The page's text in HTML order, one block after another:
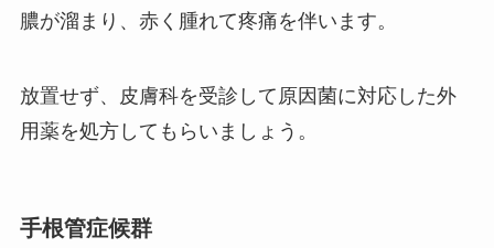
膿が溜まり、赤く腫れて疼痛を伴います。
放置せず、皮膚科を受診して原因菌に対応した外
用薬を処方してもらいましょう。
手根管症候群